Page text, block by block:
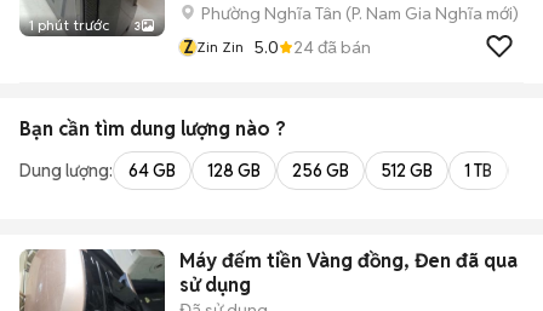
1 phút trước 3
Phường Nghĩa Tân (P. Nam Gia Nghĩa mới)
ZZin Zin 5.0 24đã bán
Bạn cần tìm dung lượng nào ?
Dung lượng: 64 GB 128 GB 256 GB 512 GB 1 TB
Máy đếm tiền Vàng đồng, Đen đã qua
sử dụng